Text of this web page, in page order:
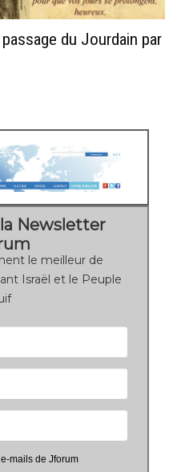
passage du Jourdain par
Newsletter
le meilleur de
Israël et le Peuple
mails de Jforum